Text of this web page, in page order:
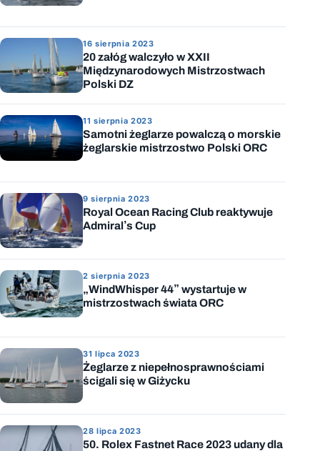
16 sierpnia 2023
20 załóg walczyło w XXII
Międzynarodowych Mistrzostwach
Polski DZ
11 sierpnia 2023
Samotni żeglarze powalczą o morskie
żeglarskie mistrzostwo Polski ORC
9 sierpnia 2023
Royal Ocean Racing Club reaktywuje
Admiral’s Cup
2 sierpnia 2023
„WindWhisper 44” wystartuje w
mistrzostwach świata ORC
31 lipca 2023
Żeglarze z niepełnosprawnościami
ścigali się w Giżycku
28 lipca 2023
50. Rolex Fastnet Race 2023 udany dla